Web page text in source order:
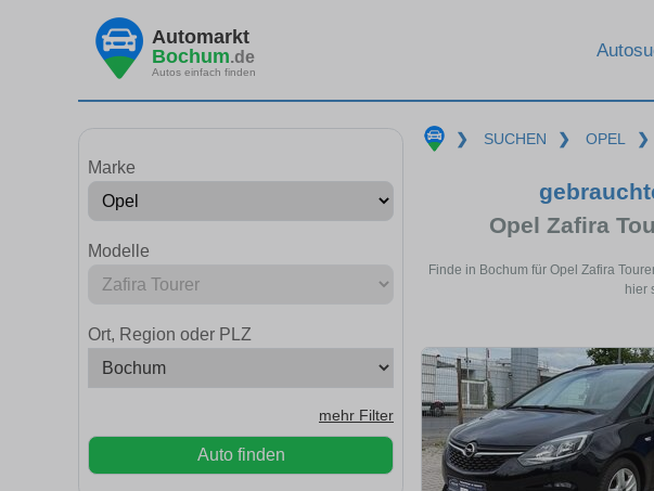
Automarkt
Bochum.de
Autos einfach finden
Marke
Modelle
Ort, Region oder PLZ
mehr Filter
Auto finden
❯ SUCHEN ❯ OPEL ❯
Opel Zafira
Finde in Bochum für Opel Zafira
hier